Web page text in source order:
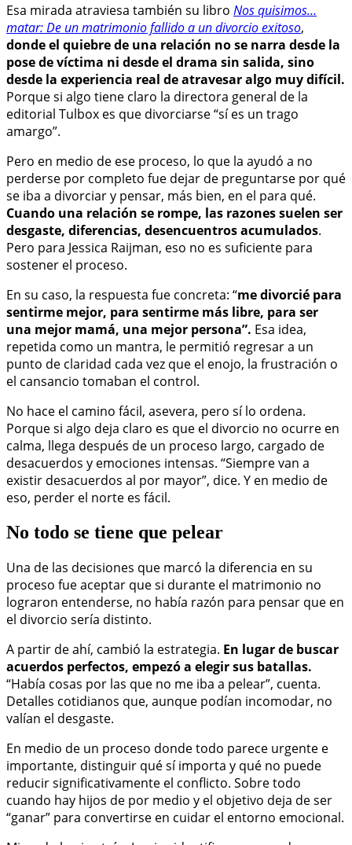
Esa mirada atraviesa también su libro Nos quisimos…
matar: De un matrimonio fallido a un divorcio exitoso,
donde el quiebre de una relación no se narra desde la
pose de víctima ni desde el drama sin salida, sino
desde la experiencia real de atravesar algo muy difícil.
Porque si algo tiene claro la directora general de la
editorial Tulbox es que divorciarse “sí es un trago
amargo”.
Pero en medio de ese proceso, lo que la ayudó a no
perderse por completo fue dejar de preguntarse por qué
se iba a divorciar y pensar, más bien, en el para qué.
Cuando una relación se rompe, las razones suelen ser
desgaste, diferencias, desencuentros acumulados.
Pero para Jessica Raijman, eso no es suficiente para
sostener el proceso.
En su caso, la respuesta fue concreta: “me divorcié para
sentirme mejor, para sentirme más libre, para ser
una mejor mamá, una mejor persona”. Esa idea,
repetida como un mantra, le permitió regresar a un
punto de claridad cada vez que el enojo, la frustración o
el cansancio tomaban el control.
No hace el camino fácil, asevera, pero sí lo ordena.
Porque si algo deja claro es que el divorcio no ocurre en
calma, llega después de un proceso largo, cargado de
desacuerdos y emociones intensas. “Siempre van a
existir desacuerdos al por mayor”, dice. Y en medio de
eso, perder el norte es fácil.
No todo se tiene que pelear
Una de las decisiones que marcó la diferencia en su
proceso fue aceptar que si durante el matrimonio no
lograron entenderse, no había razón para pensar que en
el divorcio sería distinto.
A partir de ahí, cambió la estrategia. En lugar de buscar
acuerdos perfectos, empezó a elegir sus batallas.
“Había cosas por las que no me iba a pelear”, cuenta.
Detalles cotidianos que, aunque podían incomodar, no
valían el desgaste.
En medio de un proceso donde todo parece urgente e
importante, distinguir qué sí importa y qué no puede
reducir significativamente el conflicto. Sobre todo
cuando hay hijos de por medio y el objetivo deja de ser
“ganar” para convertirse en cuidar el entorno emocional.